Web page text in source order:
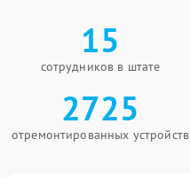
15
сотрудников в штате
2725
отремонтированных устройств